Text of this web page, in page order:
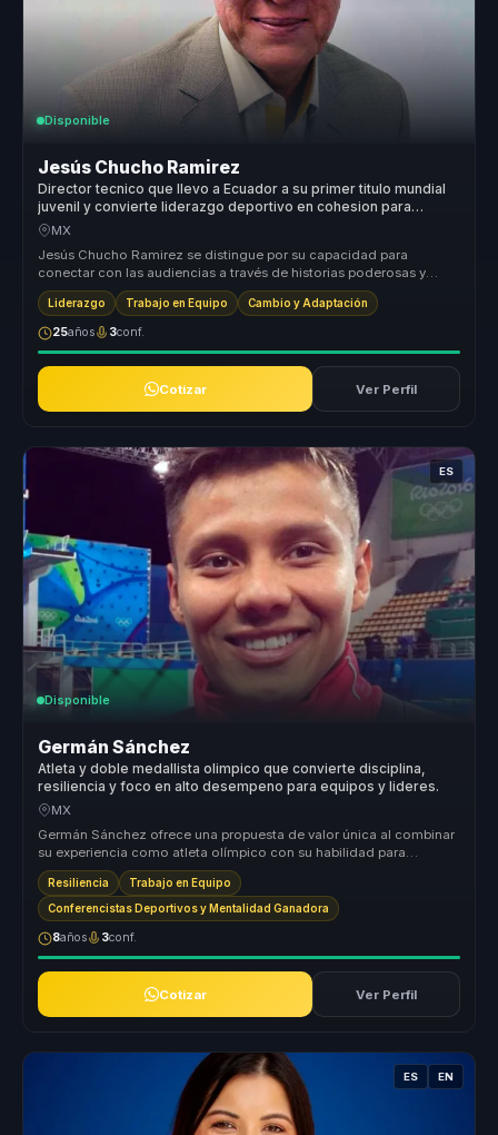
Disponible
Jesús Chucho Ramirez
Director tecnico que llevo a Ecuador a su primer titulo mundial
juvenil y convierte liderazgo deportivo en cohesion para
equipos.
MX
Jesús Chucho Ramirez se distingue por su capacidad para
conectar con las audiencias a través de historias poderosas y
lecciones aprendida...
Liderazgo Trabajo en Equipo Cambio y Adaptación
25años 3conf.
Cotizar Ver Perfil
ES
Disponible
Germán Sánchez
Atleta y doble medallista olimpico que convierte disciplina,
resiliencia y foco en alto desempeno para equipos y lideres.
MX
Germán Sánchez ofrece una propuesta de valor única al combinar
su experiencia como atleta olímpico con su habilidad para
comunicar y moti...
Resiliencia Trabajo en Equipo
Conferencistas Deportivos y Mentalidad Ganadora
8años 3conf.
Cotizar Ver Perfil
ES EN